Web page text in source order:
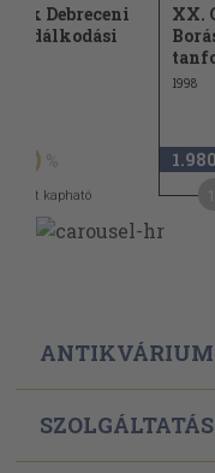
Debreceni
50
pont kapható
XX.
1998
1.980